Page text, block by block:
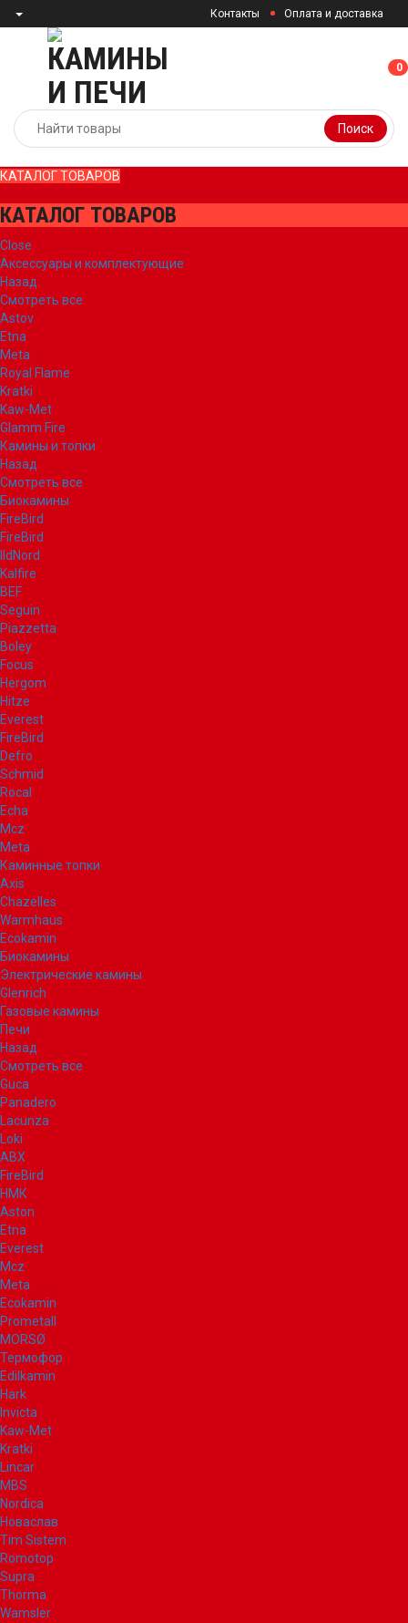
Контакты Оплата и доставка
Поиск
00
КАТАЛОГ ТОВАРОВ
КАТАЛОГ ТОВАРОВ
Close
Аксессуары и комплектующие
Назад
Смотреть все
Astov
Etna
Meta
Royal Flame
Kratki
Kaw-Met
Glamm Fire
Камины и топки
Назад
Смотреть все
Биокамины
FireBird
FireBird
IldNord
Kalfire
BEF
Seguin
Piazzetta
Boley
Focus
Hergom
Hitze
Everest
FireBird
Defro
Schmid
Rocal
Echa
Mcz
Meta
Каминные топки
Axis
Chazelles
Warmhaus
Ecokamin
Биокамины
Электрические камины
Glenrich
Газовые камины
Печи
Назад
Смотреть все
Guca
Panadero
Lacunza
Loki
ABX
FireBird
НМК
Aston
Etna
Everest
Mcz
Meta
Ecokamin
Prometall
MORSØ
Термофор
Edilkamin
Hark
Invicta
Kaw-Met
Kratki
Lincar
MBS
Nordica
Новаслав
Tim Sistem
Romotop
Supra
Thorma
Wamsler